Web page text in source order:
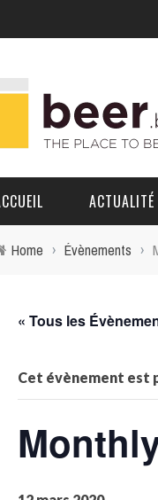
ACTUALITÉ
Home › Évènements ›
« Tous les
Cet évènement est